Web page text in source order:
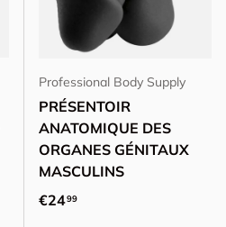
Professional Body Supply
PRÉSENTOIR
ANATOMIQUE DES
ORGANES GÉNITAUX
MASCULINS
Prix habituel
€2499